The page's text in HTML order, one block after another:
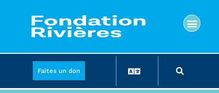
Faites un don